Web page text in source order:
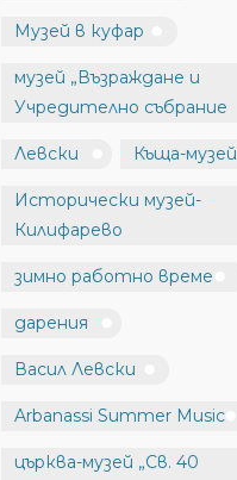
Музей в куфар
музей „Възраждане и
Учредително събрание
Левски Къща-музей
Исторически музей-
Килифарево
зимно работно време
дарения
Васил Левски
Arbanassi Summer Music
църква-музей „Св. 40